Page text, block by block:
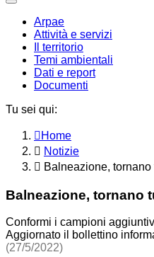
chiudi
Arpae
Attività e servizi
Il territorio
Temi ambientali
Dati e report
Documenti
Tu sei qui:
Home
Notizie
Balneazione,
Balneazione, tornano
Conformi i campioni
Aggiornato il bollettino
(27/5/2022)